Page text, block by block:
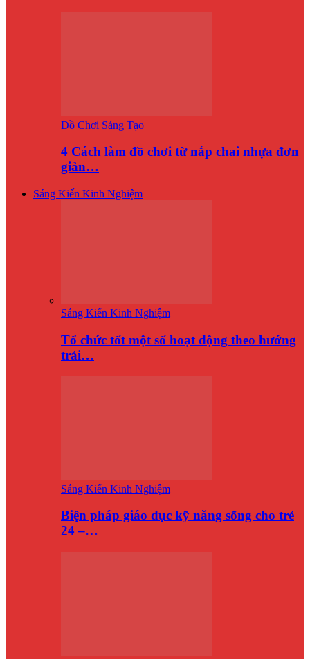
Đồ Chơi Sáng Tạo
4 Cách làm đồ chơi từ nắp chai nhựa đơn
giản…
Sáng Kiến Kinh Nghiệm
Sáng Kiến Kinh Nghiệm
Tổ chức tốt một số hoạt động theo hướng
trải…
Sáng Kiến Kinh Nghiệm
Biện pháp giáo dục kỹ năng sống cho trẻ
24 –…